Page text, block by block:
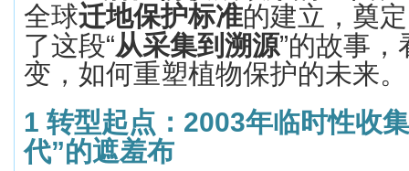
全球迁地保护标准的建立，奠
了这段“从采集到溯源”的故事，
变，如何重塑植物保护的未来。
1 转型起点： 2003年临时性收
代”的遮羞布